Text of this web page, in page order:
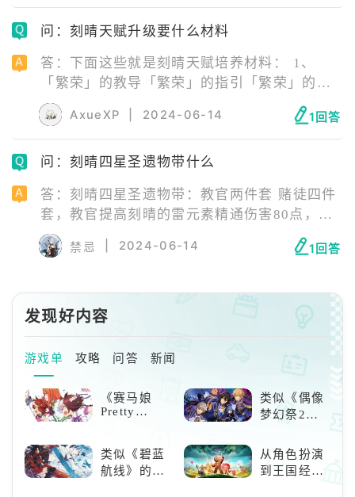
害堆法 一个正常的C位面板怎么看,首先看攻击
力,然后看暴击率,最后看暴击伤害。 攻击力越
问：刻晴天赋升级要什么材料
答：下面这些就是刻晴天赋培养材料： 1、
「繁荣」的教导「繁荣」的指引「繁荣」的哲
学。 2、骗骗花蜜，微光花蜜，原素花蜜。
3、北风之环。 4、智识之冕。
AxueXP 2024-06-14 1回答
问：刻晴四星圣遗物带什么
答：刻晴四星圣遗物带：教官两件套 赌徒四件
套，教官提高刻晴的雷元素精通伤害80点，赌
徒则是提高刻晴的刷怪能力，减少CD，利用多
次刷新的元素战技清场。
禁忌 2024-06-14 1回答
发现好内容
游戏单 攻略 问答 新闻
《赛马娘
Pretty
的竞速之旅
类似《偶像
梦幻祭2》
游推荐：完
美还原偶像
类似《碧蓝
航线》的养
从角色扮演
到王国经